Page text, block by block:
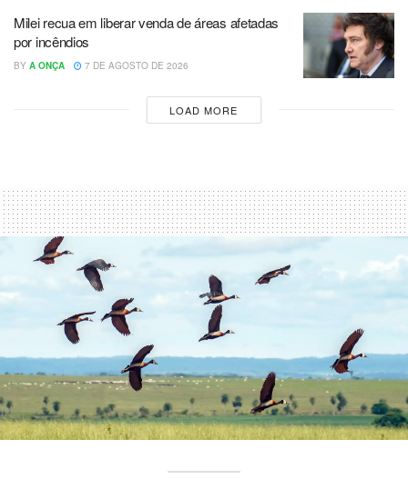
Milei recua em liberar venda de áreas afetadas
por incêndios
BY A ONÇA 7 DE AGOSTO DE 2026
LOAD MORE